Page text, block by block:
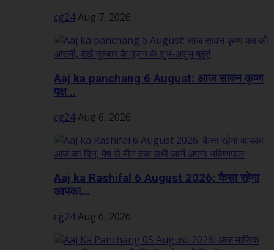
cg24Aug 7, 2026
Aaj ka panchang 6 August: आज सावन कृष्ण
पक्ष...
cg24Aug 6, 2026
Aaj ka Rashifal 6 August 2026: कैसा रहेगा
आपका...
cg24Aug 6, 2026